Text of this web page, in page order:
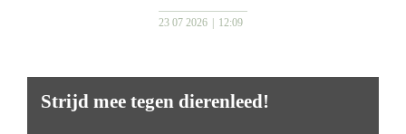
23 07 2026 12:09
Strijd mee tegen dierenleed!